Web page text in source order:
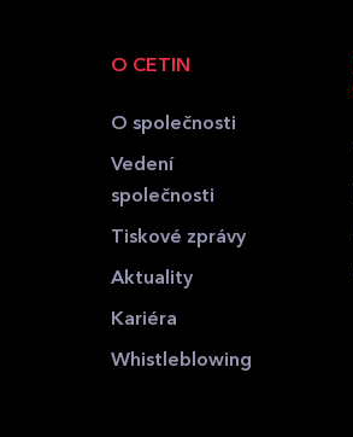
O CETIN
O společnosti
Vedení
společnosti
Tiskové zprávy
Aktuality
Kariéra
Whistleblowing